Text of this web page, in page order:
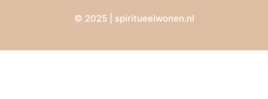
© 2025 | spiritueelwonen.nl